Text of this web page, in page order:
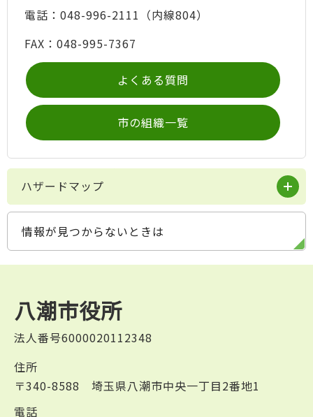
電話：048-996-2111（内線804）
FAX：048-995-7367
よくある質問
市の組織一覧
ハザードマップ
情報が見つからないときは
八潮市役所
法人番号6000020112348
住所
〒340-8588 埼玉県八潮市中央一丁目2番地1
電話